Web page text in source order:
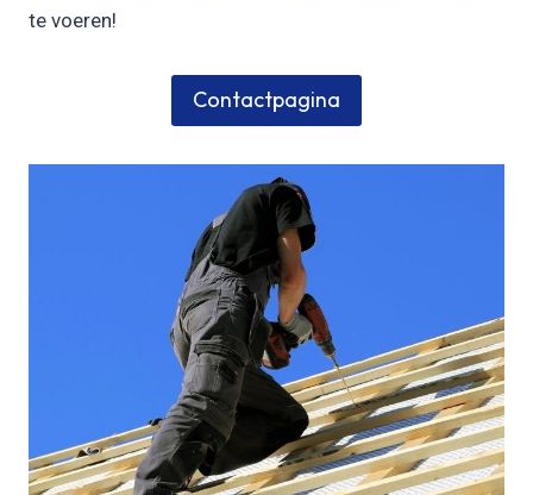
te voeren!
Contactpagina